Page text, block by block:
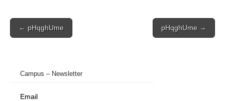
Post
navigation
← pHqghUme pHqghUme →
Campus – Newsletter
Email